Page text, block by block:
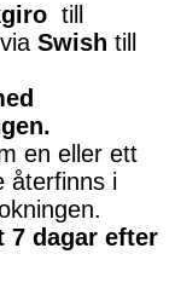
till
Swish till
en eller ett
återfinns i
7 dagar efter